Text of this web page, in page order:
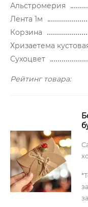
Альстромерия
Лента 1м
Корзина
Хризаетема
Сухоцвет
Рейтинг товара: